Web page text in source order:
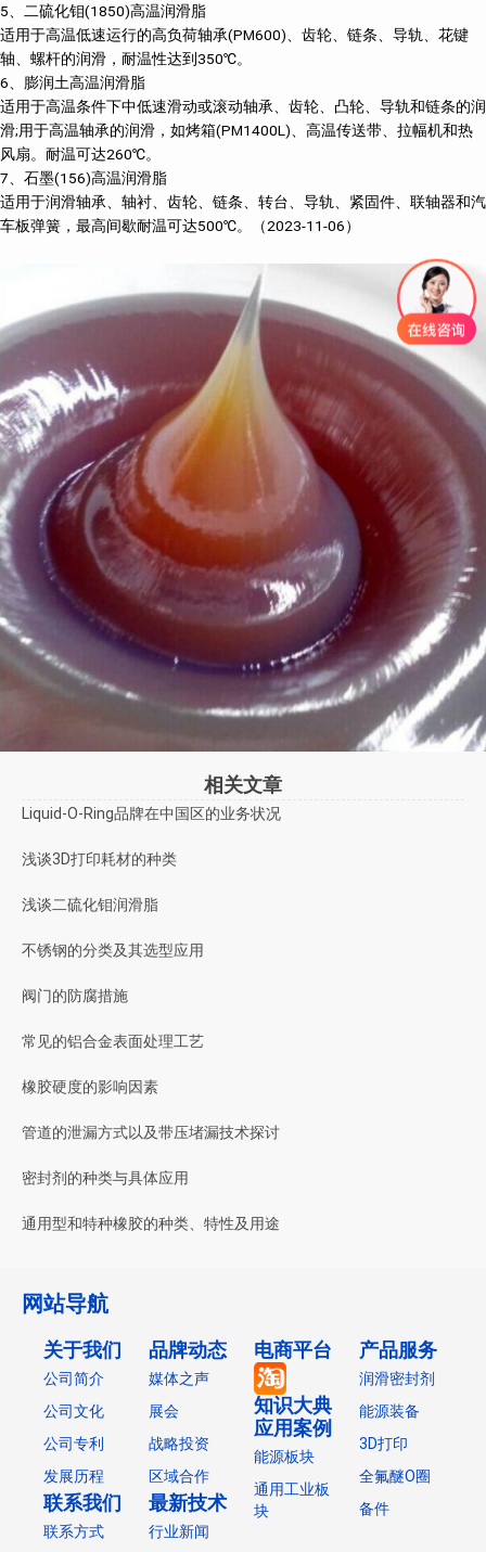
5、二硫化钼(1850)高温润滑脂
适用于高温低速运行的高负荷轴承(PM600)、齿轮、链条、导轨、花键
轴、螺杆的润滑，耐温性达到350℃。
6、膨润土高温润滑脂
适用于高温条件下中低速滑动或滚动轴承、齿轮、凸轮、导轨和链条的润
滑;用于高温轴承的润滑，如烤箱(PM1400L)、高温传送带、拉幅机和热
风扇。耐温可达260℃。
7、石墨(156)高温润滑脂
适用于润滑轴承、轴衬、齿轮、链条、转台、导轨、紧固件、联轴器和汽
车板弹簧，最高间歇耐温可达500℃。（2023-11-06）
相关文章
Liquid-O-Ring品牌在中国区的业务状况
浅谈3D打印耗材的种类
浅谈二硫化钼润滑脂
不锈钢的分类及其选型应用
阀门的防腐措施
常见的铝合金表面处理工艺
橡胶硬度的影响因素
管道的泄漏方式以及带压堵漏技术探讨
密封剂的种类与具体应用
通用型和特种橡胶的种类、特性及用途
网站导航
关于我们
公司简介
公司文化
公司专利
发展历程
联系我们
联系方式
品牌动态
媒体之声
展会
战略投资
区域合作
最新技术
行业新闻
电商平台
知识大典
应用案例
能源板块
通用工业板
块
产品服务
润滑密封剂
能源装备
3D打印
全氟醚O圈
备件